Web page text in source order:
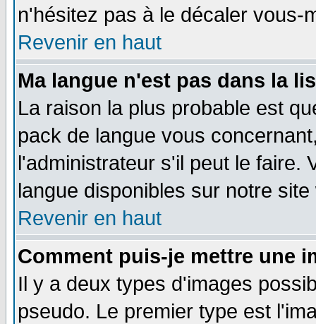
n'hésitez pas à le décaler vous-
Revenir en haut
Ma langue n'est pas dans la
La raison la plus probable est
pack de langue vous
l'administrateur s'il peut le faire.
langue disponibles sur notre site
Revenir en haut
Comment puis-je mettre une
Il y a deux types d'images
pseudo. Le premier type est